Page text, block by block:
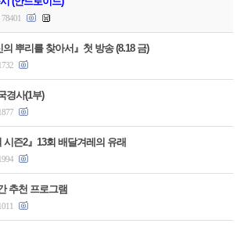
뿌리를 찾아서』첫 방송 (8.18 금)
경사(1부)
시즌2』13회 배달겨레의 유래
추천 프로그램